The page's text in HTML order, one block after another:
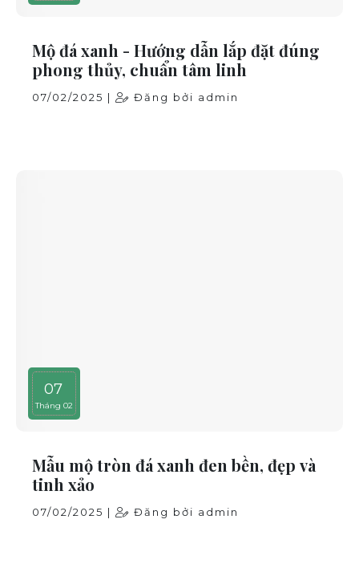
Mộ đá xanh - Hướng dẫn lắp đặt đúng
phong thủy, chuẩn tâm linh
07/02/2025 | Đăng bởi admin
07
Tháng 02
Mẫu mộ tròn đá xanh đen bền, đẹp và
tinh xảo
07/02/2025 | Đăng bởi admin